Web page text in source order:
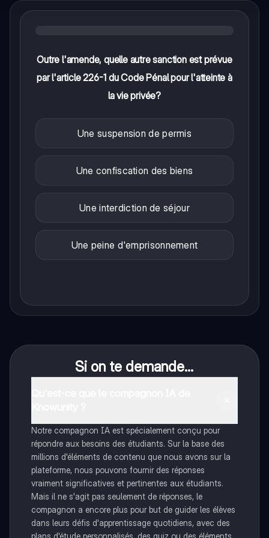
Outre l'amende, quelle autre sanction est prévue
par l'article 226-1 du Code Pénal pour l'atteinte à
la vie privée?
Une suspension de permis
Une confiscation des biens
Une interdiction de séjour
Une peine d'emprisonnement
Si on te demande...
Notre compagnon IA est spécialement conçu pour
répondre aux besoins des étudiants. Sur la base des
millions d'éléments de contenu que nous avons sur la
plateforme, nous pouvons fournir des réponses
vraiment significatives et pertinentes aux étudiants.
Mais il ne s'agit pas seulement de réponses, le
compagnon a encore plus pour but de guider les élèves
dans leurs défis d'apprentissage quotidiens, avec des
plans d'étude personnalisés, des quiz ou des éléments